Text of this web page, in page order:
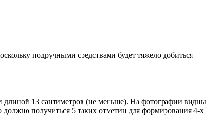
подручными средствами будет тяжело добиться
длиной 13 сантиметров (не меньше). На фотографии видны
должно получиться 5 таких отметин для формирования 4-х